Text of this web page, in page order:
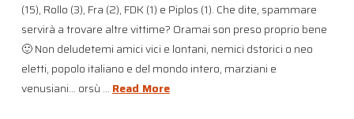
(15), Rollo (3), Fra (2), FDK (1) e Piplos (1). Che dite, spammare
servirà a trovare altre vittime? Oramai son preso proprio bene
🙂 Non deludetemi amici vici e lontani, nemici dstorici o neo
eletti, popolo italiano e del mondo intero, marziani e
venusiani… orsù … Read More